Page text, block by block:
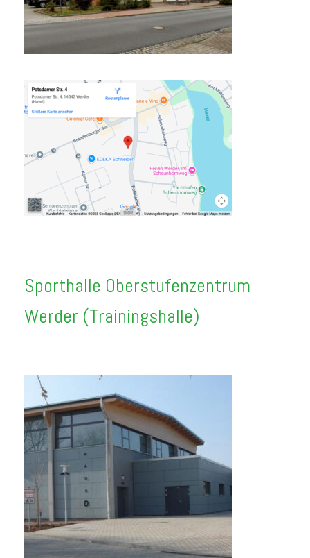
Sporthalle Oberstufenzentrum
Werder (Trainingshalle)